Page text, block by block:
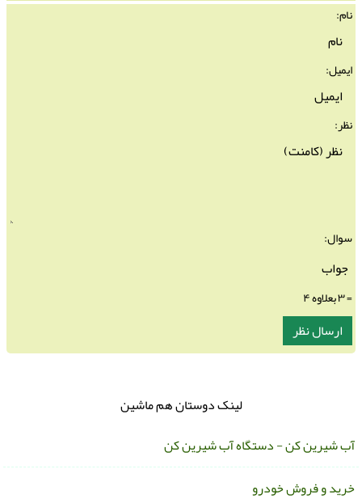
نام:
ایمیل:
نظر:
سوال:
لینک دوستان هم ماشین
شیرین کن - دستگاه آب شیرین کن
و فروش خودرو